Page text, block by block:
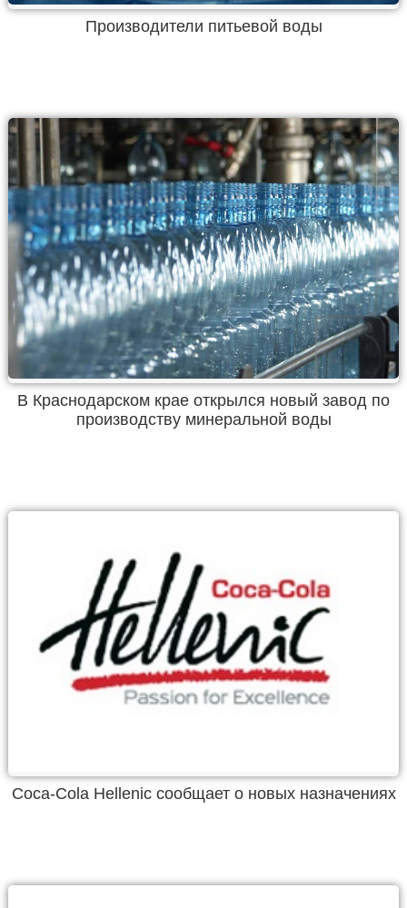
Производители питьевой воды
В Краснодарском крае открылся новый завод по
производству минеральной воды
Coca-Cola Hellenic сообщает о новых назначениях